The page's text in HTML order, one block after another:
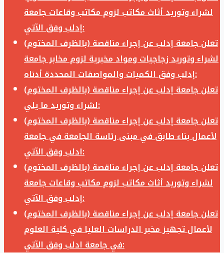
لشراء وتوريد أثاث مكاتب لزوم مكاتب وقاعات جامعة
إدلب وفق الآتي:
تعلن جامعة إدلب عن إجراء مناقصة (بالظرف المختوم)
لشراء وتوريد زجاجيات ومواد مخبرية لزوم مخابر جامعة
إدلب وفق الكميات والمواصفات المحددة أدناه:
تعلن جامعة إدلب عن إجراء مناقصة (بالظرف المختوم)
لشراء وتوريد ما يلي:
تعلن جامعة إدلب عن إجراء مناقصة (بالظرف المختوم)
لأعمال بناء طابق في مبنى رئاسة الجامعة في جامعة
ادلب وفق الآتي:
تعلن جامعة إدلب عن إجراء مناقصة (بالظرف المختوم)
لشراء وتوريد أثاث مكاتب لزوم مكاتب وقاعات جامعة
إدلب وفق الآتي:
تعلن جامعة إدلب عن إجراء مناقصة (بالظرف المختوم)
لأعمال تجهيز مخبر الدراسات العليا في كلية العلوم
في جامعة ادلب وفق الآتي: